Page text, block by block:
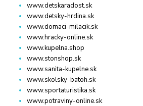
www.detskaradost.sk
www.detsky-hrdina.sk
www.domaci-milacik.sk
www.hracky-online.sk
www.kupelna.shop
www.stonshop.sk
www.sanita-kupelne.sk
www.skolsky-batoh.sk
www.sportaturistika.sk
www.potraviny-online.sk